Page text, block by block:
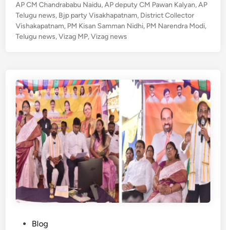
k
ర
త్
ల
క్ష్య
కు
స
మ
న్వ
యం
తో
ప
చే
యా
s
A
gr
a
e
b
k
AP CM Chandrababu Naidu,AP deputy CM Pawan Kalyan,AP
Telugu news, Bjp party Visakhapatnam, District Collector
Vishakapatnam, PM Kisan Samman Nidhi, PM Narendra Modi,
Telugu news,Vizag MP,Vizag news
Blog